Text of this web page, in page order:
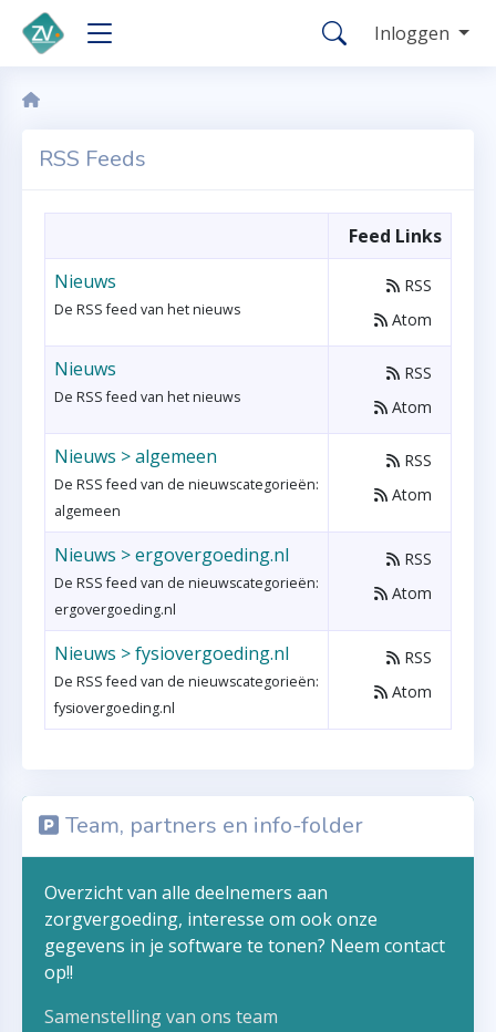
Inloggen
RSS Feeds
Feed Links
Nieuws
De RSS feed van het nieuws
RSS
Atom
Nieuws
De RSS feed van het nieuws
RSS
Atom
Nieuws > algemeen
De RSS feed van de nieuwscategorieën:
algemeen
RSS
Atom
Nieuws > ergovergoeding.nl
De RSS feed van de nieuwscategorieën:
ergovergoeding.nl
RSS
Atom
Nieuws > fysiovergoeding.nl
De RSS feed van de nieuwscategorieën:
fysiovergoeding.nl
RSS
Atom
Team, partners en info-folder
Overzicht van alle deelnemers aan
zorgvergoeding, interesse om ook onze
gegevens in je software te tonen? Neem contact
op!!
Samenstelling van ons team